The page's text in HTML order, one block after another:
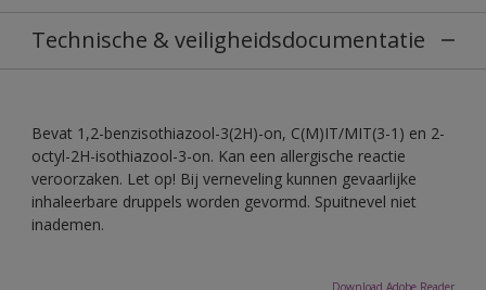
Technische & veiligheidsdocumentatie
Bevat 1,2-benzisothiazool-3(2H)-on, C(M)IT/MIT(3-1) en 2-
octyl-2H-isothiazool-3-on. Kan een allergische reactie
veroorzaken. Let op! Bij verneveling kunnen gevaarlijke
inhaleerbare druppels worden gevormd. Spuitnevel niet
inademen.
Download Adobe Reader